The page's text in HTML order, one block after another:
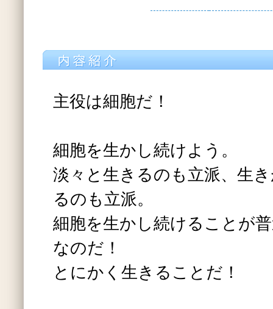
主役は細胞だ！
細胞を生かし続けよう。
淡々と生きるのも立派、生
るのも立派。
細胞を生かし続けることが
なのだ！
とにかく生きることだ！